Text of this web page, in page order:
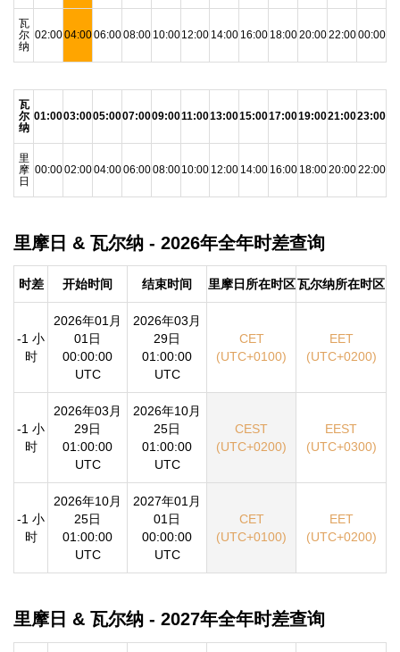
瓦
尔
纳
02:0004:0006:0008:00 10:0012:00 14:00 16:00 18:0020:0022:0000:00
瓦
尔
纳
01:0003:0005:0007:0009:0011:0013:0015:0017:0019:0021:0023:00
里
摩
日
00:0002:0004:0006:0008:0010:00 12:00 14:00 16:00 18:0020:0022:00
里摩日 & 瓦尔纳 - 2026年全年时差查询
时差 开始时间 结束时间 里摩日所在时区瓦尔纳所在时区
-1 小
时
2026年01月
01日
00:00:00
UTC
2026年03月
29日
01:00:00
UTC
CET
(UTC+0100)
EET
(UTC+0200)
-1 小
时
2026年03月
29日
01:00:00
UTC
2026年10月
25日
01:00:00
UTC
CEST
(UTC+0200)
EEST
(UTC+0300)
-1 小
时
2026年10月
25日
01:00:00
UTC
2027年01月
01日
00:00:00
UTC
CET
(UTC+0100)
EET
(UTC+0200)
里摩日 & 瓦尔纳 - 2027年全年时差查询